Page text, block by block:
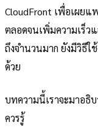
CloudFront เพื่อเผย
ตลอดจนเพิ่มความเร็ว
ถึงจำนวนมาก ยังมีวิธีใ
ด้วย
บทความนี้เราจะมาอธิ
ควรรู้